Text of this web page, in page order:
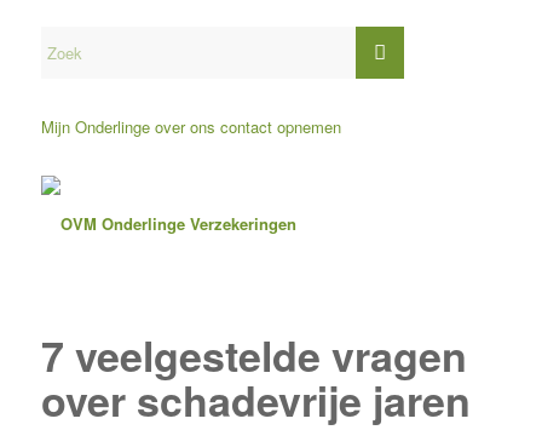
Mijn Onderlinge over ons contact opnemen
7 veelgestelde vragen
over schadevrije jaren